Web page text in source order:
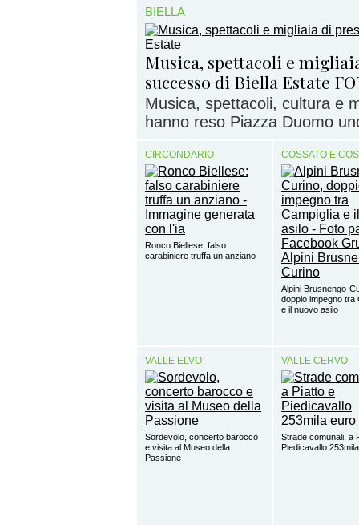
BIELLA
Musica, spettacoli e
successo di Biella Estate
Musica, spettacoli, cultura e
hanno reso Piazza Duomo
CIRCONDARIO
Ronco Biellese: falso
carabiniere truffa un anziano
COSSATO E
Alpini Brusnengo-
doppio impegno tra
e il nuovo asilo
VALLE ELVO
Sordevolo, concerto barocco
e visita al Museo della
Passione
VALLE CERVO
Strade comunali, a
Piedicavallo